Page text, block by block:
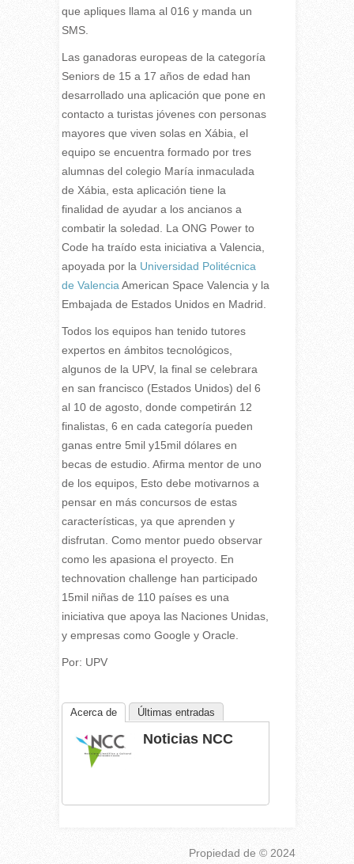
que apliques llama al 016 y manda un
SMS.
Las ganadoras europeas de la categoría
Seniors de 15 a 17 años de edad han
desarrollado una aplicación que pone en
contacto a turistas jóvenes con personas
mayores que viven solas en Xábia, el
equipo se encuentra formado por tres
alumnas del colegio María inmaculada
de Xábia, esta aplicación tiene la
finalidad de ayudar a los ancianos a
combatir la soledad. La ONG Power to
Code ha traído esta iniciativa a Valencia,
apoyada por la Universidad Politécnica
de Valencia American Space Valencia y la
Embajada de Estados Unidos en Madrid.
Todos los equipos han tenido tutores
expertos en ámbitos tecnológicos,
algunos de la UPV, la final se celebrara
en san francisco (Estados Unidos) del 6
al 10 de agosto, donde competirán 12
finalistas, 6 en cada categoría pueden
ganas entre 5mil y15mil dólares en
becas de estudio. Afirma mentor de uno
de los equipos, Esto debe motivarnos a
pensar en más concursos de estas
características, ya que aprenden y
disfrutan. Como mentor puedo observar
como les apasiona el proyecto. En
technovation challenge han participado
15mil niñas de 110 países es una
iniciativa que apoya las Naciones Unidas,
y empresas como Google y Oracle.
Por: UPV
Acerca de Últimas entradas
Noticias NCC
Propiedad de © 2024